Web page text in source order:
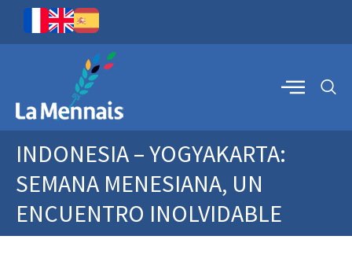
INDONESIA – YOGYAKARTA:
SEMANA MENESIANA, UN
ENCUENTRO INOLVIDABLE